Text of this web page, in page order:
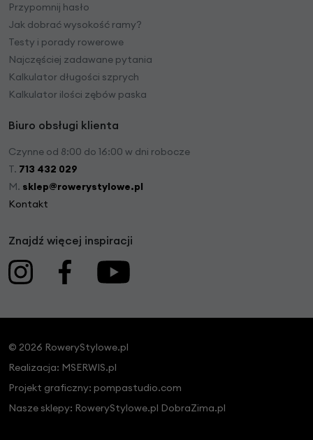
Przypomnij hasło
Jak dobrać wysokość ramy?
Testy i porady rowerowe
Najczęściej zadawane pytania
Kalkulator długości szprych
Kalkulator ilości zębów paska
Biuro obsługi klienta
Czynne od 8:00 do 16:00 w dni robocze
T. 713 432 029
M. sklep@rowerystylowe.pl
Kontakt
Znajdź więcej inspiracji
© 2026 RoweryStylowe.pl
Realizacja: MSERWIS.pl
Projekt graficzny: pompastudio.com
Nasze sklepy: RoweryStylowe.pl DobraZima.pl